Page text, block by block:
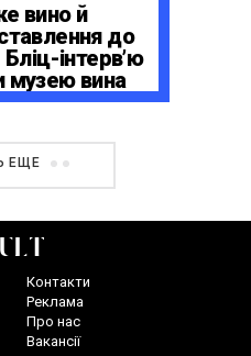
вино й
до
інтерв’ю
музею вина
Бордо
ЕЩЕ
Контакти
Реклама
Про нас
Вакансії